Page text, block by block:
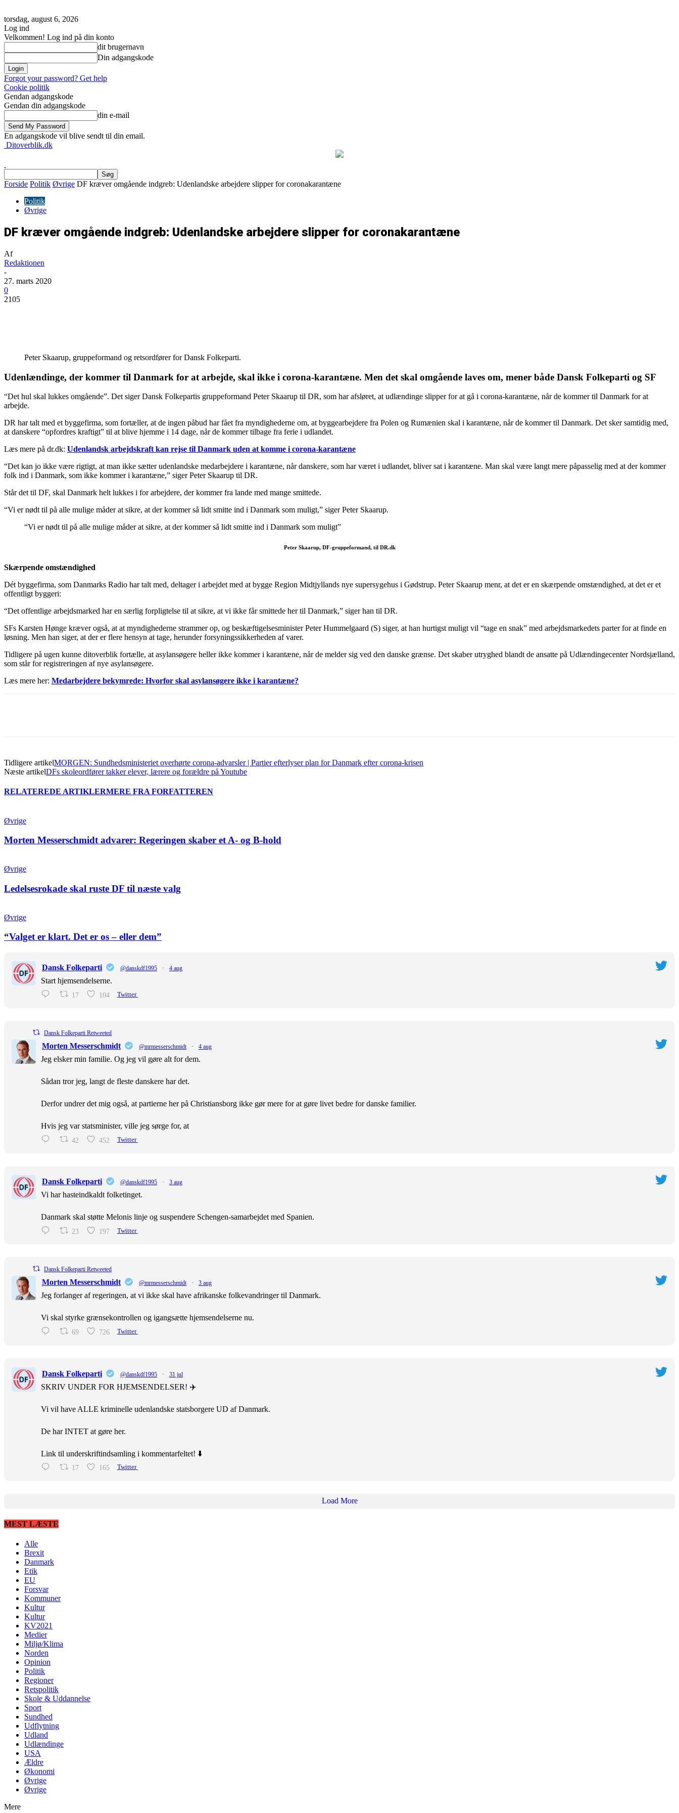
torsdag, august 6, 2026
Log ind
Velkommen! Log ind på din konto
dit brugernavn
Din adgangskode
Forgot your password? Get help
Cookie politik
Gendan adgangskode
Gendan din adgangskode
din e-mail
En adgangskode vil blive sendt til din email.
Ditoverblik.dk
Forside Politik Øvrige DF kræver omgående indgreb: Udenlandske arbejdere slipper for coronakarantæne
Politik
Øvrige
DF kræver omgående indgreb: Udenlandske arbejdere slipper for coronakarantæne
Af
Redaktionen
-
27. marts 2020
0
2105
Peter Skaarup, gruppeformand og retsordfører for Dansk Folkeparti.
Udenlændinge, der kommer til Danmark for at arbejde, skal ikke i corona-karantæne. Men det skal omgående laves om, mener både Dansk Folkeparti og SF
“Det hul skal lukkes omgående”. Det siger Dansk Folkepartis gruppeformand Peter Skaarup til DR, som har afsløret, at udlændinge slipper for at gå i corona-karantæne, når de kommer til Danmark for at
arbejde.
DR har talt med et byggefirma, som fortæller, at de ingen påbud har fået fra myndighederne om, at byggearbejdere fra Polen og Rumænien skal i karantæne, når de kommer til Danmark. Det sker samtidig med,
at danskere “opfordres kraftigt” til at blive hjemme i 14 dage, når de kommer tilbage fra ferie i udlandet.
Læs mere på dr.dk: Udenlandsk arbejdskraft kan rejse til Danmark uden at komme i corona-karantæne
“Det kan jo ikke være rigtigt, at man ikke sætter udenlandske medarbejdere i karantæne, når danskere, som har været i udlandet, bliver sat i karantæne. Man skal være langt mere påpasselig med at der kommer
folk ind i Danmark, som ikke kommer i karantæne,” siger Peter Skaarup til DR.
Står det til DF, skal Danmark helt lukkes i for arbejdere, der kommer fra lande med mange smittede.
“Vi er nødt til på alle mulige måder at sikre, at der kommer så lidt smitte ind i Danmark som muligt,” siger Peter Skaarup.
“Vi er nødt til på alle mulige måder at sikre, at der kommer så lidt smitte ind i Danmark som muligt”
Peter Skaarup, DF-gruppeformand, til DR.dk
Skærpende omstændighed
Dét byggefirma, som Danmarks Radio har talt med, deltager i arbejdet med at bygge Region Midtjyllands nye supersygehus i Gødstrup. Peter Skaarup menr, at det er en skærpende omstændighed, at det er et
offentligt byggeri:
“Det offentlige arbejdsmarked har en særlig forpligtelse til at sikre, at vi ikke får smittede her til Danmark,” siger han til DR.
SFs Karsten Hønge kræver også, at at myndighederne strammer op, og beskæftigelsesminister Peter Hummelgaard (S) siger, at han hurtigst muligt vil “tage en snak” med arbejdsmarkedets parter for at finde en
løsning. Men han siger, at der er flere hensyn at tage, herunder forsyningssikkerheden af varer.
Tidligere på ugen kunne ditoverblik fortælle, at asylansøgere heller ikke kommer i karantæne, når de melder sig ved den danske grænse. Det skaber utryghed blandt de ansatte på Udlændingecenter Nordsjælland,
som står for registreringen af nye asylansøgere.
Læs mere her: Medarbejdere bekymrede: Hvorfor skal asylansøgere ikke i karantæne?
Tidligere artikelMORGEN: Sundhedsministeriet overhørte corona-advarsler | Partier efterlyser plan for Danmark efter corona-krisen
Næste artikelDFs skoleordfører takker elever, lærere og forældre på Youtube
RELATEREDE ARTIKLERMERE FRA FORFATTEREN
Øvrige
Morten Messerschmidt advarer: Regeringen skaber et A- og B-hold
Øvrige
Ledelsesrokade skal ruste DF til næste valg
Øvrige
“Valget er klart. Det er os – eller dem”
Dansk Folkeparti @danskdf1995 · 4 aug
Start hjemsendelserne.
17 104 Twitter
Dansk Folkeparti Retweeted
Morten Messerschmidt @mrmesserschmidt · 4 aug
Jeg elsker min familie. Og jeg vil gøre alt for dem.
Sådan tror jeg, langt de fleste danskere har det.
Derfor undrer det mig også, at partierne her på Christiansborg ikke gør mere for at gøre livet bedre for danske familier.
Hvis jeg var statsminister, ville jeg sørge for, at
42 452 Twitter
Dansk Folkeparti @danskdf1995 · 3 aug
Vi har hasteindkaldt folketinget.
Danmark skal støtte Melonis linje og suspendere Schengen-samarbejdet med Spanien.
23 197 Twitter
Dansk Folkeparti Retweeted
Morten Messerschmidt @mrmesserschmidt · 3 aug
Jeg forlanger af regeringen, at vi ikke skal have afrikanske folkevandringer til Danmark.
Vi skal styrke grænsekontrollen og igangsætte hjemsendelserne nu.
69 726 Twitter
Dansk Folkeparti @danskdf1995 · 31 jul
SKRIV UNDER FOR HJEMSENDELSER! ✈️
Vi vil have ALLE kriminelle udenlandske statsborgere UD af Danmark.
De har INTET at gøre her.
Link til underskriftindsamling i kommentarfeltet! ⬇️
17 165 Twitter
Load More
MEST LÆSTE
Alle
Brexit
Danmark
Etik
EU
Forsvar
Kommuner
Kultur
Kultur
KV2021
Medier
Miljø/Klima
Norden
Opinion
Politik
Regioner
Retspolitik
Skole & Uddannelse
Sport
Sundhed
Udflytning
Udland
Udlændinge
USA
Ældre
Økonomi
Øvrige
Øvrige
Mere